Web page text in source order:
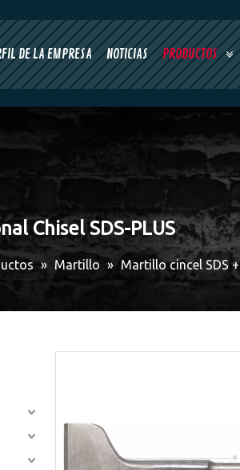
DE LA EMPRESA NOTICIAS PRODUCTOS
Chisel SDS-PLUS
» Martillo » Martillo cincel SDS +